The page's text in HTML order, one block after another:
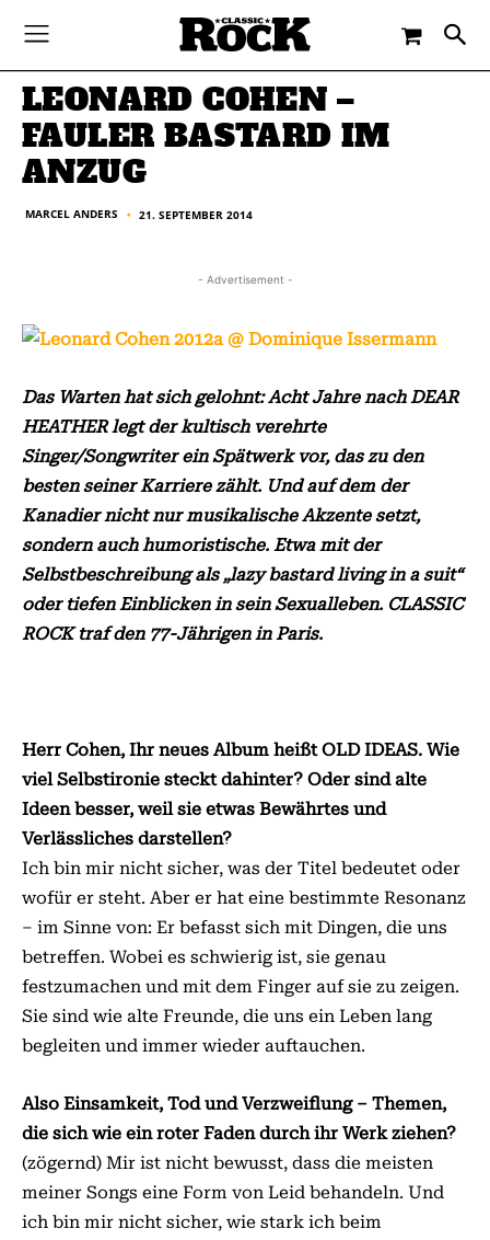
MARCEL ANDERS - 21. SEPTEMBER 2014
LEONARD COHEN –
FAULER BASTARD IM
ANZUG
MARCEL ANDERS ■ 21. SEPTEMBER 2014
- Advertisement -
Das Warten hat sich gelohnt: Acht Jahre nach DEAR
HEATHER legt der kultisch verehrte
Singer/Songwriter ein Spätwerk vor, das zu den
besten seiner Karriere zählt. Und auf dem der
Kanadier nicht nur musikalische Akzente setzt,
sondern auch humoristische. Etwa mit der
Selbstbeschreibung als „lazy bastard living in a suit“
oder tiefen Einblicken in sein Sexualleben. CLASSIC
ROCK traf den 77-Jährigen in Paris.
Herr Cohen, Ihr neues Album heißt OLD IDEAS. Wie
viel Selbstironie steckt dahinter? Oder sind alte
Ideen besser, weil sie etwas Bewährtes und
Verlässliches darstellen?
Ich bin mir nicht sicher, was der Titel bedeutet oder
wofür er steht. Aber er hat eine bestimmte Resonanz
– im Sinne von: Er befasst sich mit Dingen, die uns
betreffen. Wobei es schwierig ist, sie genau
festzumachen und mit dem Finger auf sie zu zeigen.
Sie sind wie alte Freunde, die uns ein Leben lang
begleiten und immer wieder auftauchen.
Also Einsamkeit, Tod und Verzweiflung – Themen,
die sich wie ein roter Faden durch ihr Werk ziehen?
(zögernd) Mir ist nicht bewusst, dass die meisten
meiner Songs eine Form von Leid behandeln. Und
ich bin mir nicht sicher, wie stark ich beim